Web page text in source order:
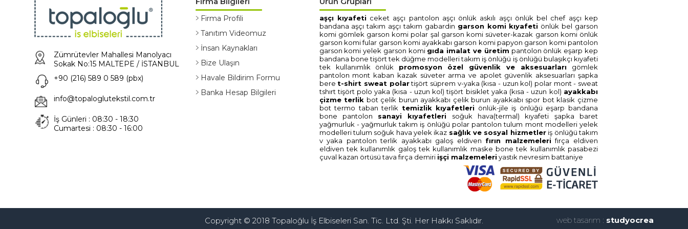
Zümrütevler Mahallesi Manolyacı
Sokak No:15 MALTEPE / İSTANBUL
+90 (216) 589 0 589 (pbx)
info@topaloglutekstil.com.tr
İş Günleri : 08:30 - 18:30
Cumartesi : 08:30 - 16:00
Firma Profili
Tanıtım Videomuz
İnsan Kaynakları
Bize Ulaşın
Havale Bildirim Formu
Banka Hesap Bilgileri
aşçi kiyafeti̇ ceket aşçi pantolon aşçi önlük askili aşçi önlük bel chef aşçi kep
bandana aşçi takim aşçi takim gabardi̇n garson komi̇ kiyafeti̇ önlük bel garson
komi̇ gömlek garson komi̇ polar şal garson komi̇ süveter-kazak garson komi̇ önlük
garson komi̇ fular garson komi̇ ayakkabi garson komi̇ papyon garson komi̇ pantolon
garson komi̇yelek garson komi̇ gida i̇malat ve üreti̇m pantolon önlük eşarp kep
bandana bone ti̇şört tek düğme modelleri̇ takim i̇ş önlüğü i̇ş önlüğü bulaşikçi kiyafeti̇
tek kullanimlik önlük
promosyon özel güvenli̇k ve aksesuarlari
gömlek
pantolon mont kaban kazak süveter arma ve apolet güvenli̇k aksesuarlari şapka
bere t-shi̇rt sweat polar ti̇şört süprem v-yaka (kisa - uzun kol) polar mont - sweat
tshirt ti̇şört polo yaka (kisa - uzun kol) ti̇şört bi̇si̇klet yaka (kisa - uzun kol) ayakkabi
çi̇zme terli̇k bot çeli̇k burun ayakkabi çeli̇k burun ayakkabi spor bot klasi̇k çi̇zme
bot termo taban terli̇k temi̇zli̇k kiyafetleri̇ önlük-ji̇le i̇ş önlüğü eşarp bandana
bone
pantolon sanayi̇ kiyafetleri̇ soğuk hava(termal) kiyafeti̇
şapka baret
yağmurluk - yağmurluk takim i̇ş önlüğü polar pantolon tulum mont modelleri̇ yelek
modelleri̇ tulum soğuk havayelek i̇kaz sağlik ve sosyal hi̇zmetler i̇ş önlüğü takim
v yaka pantolon terli̇k ayakkabi galoş eldi̇ven firin malzemeleri̇ firça
eldi̇ven
eldi̇ven tek kullanimlik galoş tek kullanimlik maske bone tek kullanimlik pasabezi̇
çuval kazan örtüsü tava firça demi̇ri̇ i̇şçi̇ malzemeleri̇ yastik nevresi̇m battani̇ye
Copyright © 2018 Topaloğlu İş Elbiseleri San. Tic. Ltd. Şti. Her Hakkı Saklıdır. web tasarım : studyocrea